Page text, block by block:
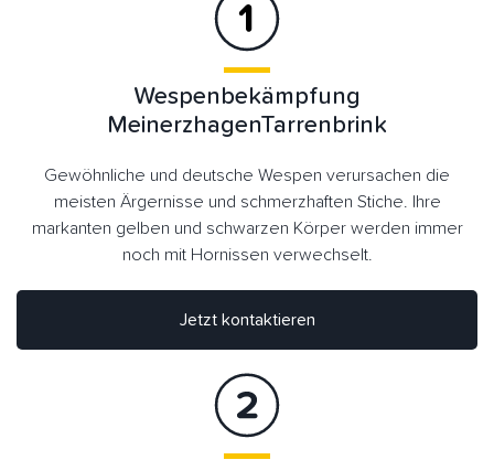
Wespenbekämpfung
MeinerzhagenTarrenbrink
Gewöhnliche und deutsche Wespen verursachen die
meisten Ärgernisse und schmerzhaften Stiche. Ihre
markanten gelben und schwarzen Körper werden immer
noch mit Hornissen verwechselt.
Jetzt kontaktieren